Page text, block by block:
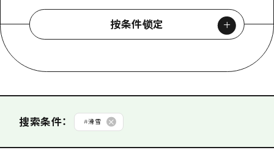
按条件锁定
按类型搜索
#景点 #经验
从分类搜索
#购物 #艺术 #美术馆·博物馆 #历史·文化 #和平
搜索条件： #滑雪